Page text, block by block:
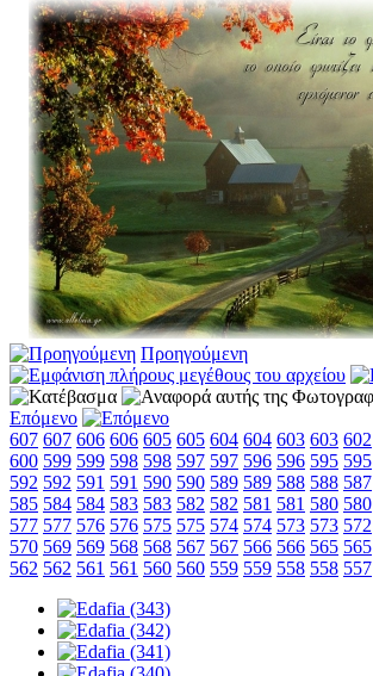
Προηγούμενη
Επόμενο
607 607 606 606 605 605 604 604 603 603 602
600 599 599 598 598 597 597 596 596 595 595
592 592 591 591 590 590 589 589 588 588 587
585 584 584 583 583 582 582 581 581 580 580
577 577 576 576 575 575 574 574 573 573 572
570 569 569 568 568 567 567 566 566 565 565
562 562 561 561 560 560 559 559 558 558 557